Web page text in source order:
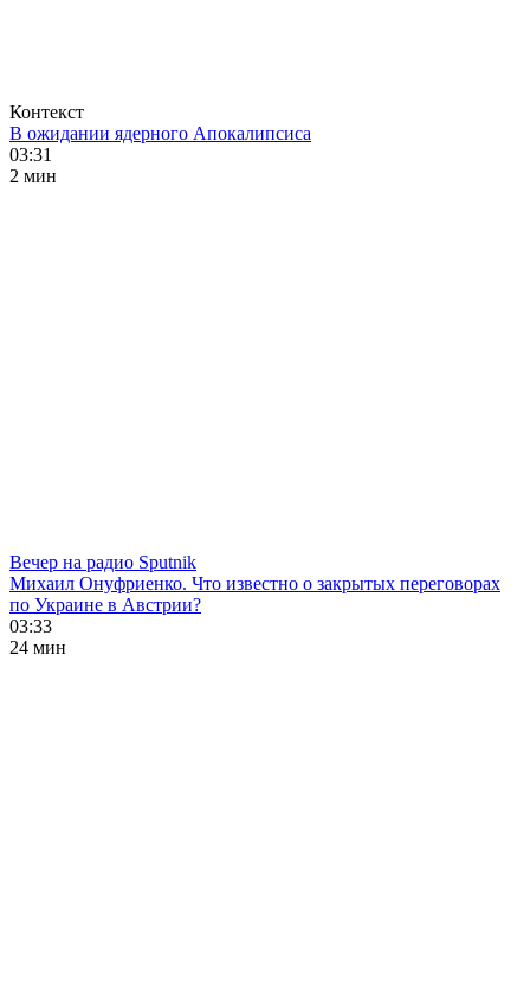
Контекст
В ожидании ядерного Апокалипсиса
03:31
2 мин
Вечер на радио Sputnik
Михаил Онуфриенко. Что известно о закрытых переговорах
по Украине в Австрии?
03:33
24 мин